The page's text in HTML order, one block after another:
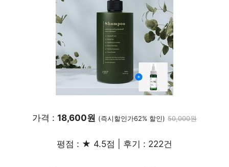
가격 : 18,600원 (즉시할인가62% 할인) 50,000원
평점 : ★ 4.5점 | 후기 : 222건